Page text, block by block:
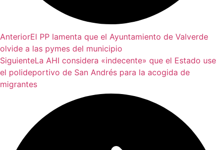
AnteriorEl PP lamenta que el Ayuntamiento de Valverde
olvide a las pymes del municipio
SiguienteLa AHI considera «indecente» que el Estado use
el polideportivo de San Andrés para la acogida de
migrantes